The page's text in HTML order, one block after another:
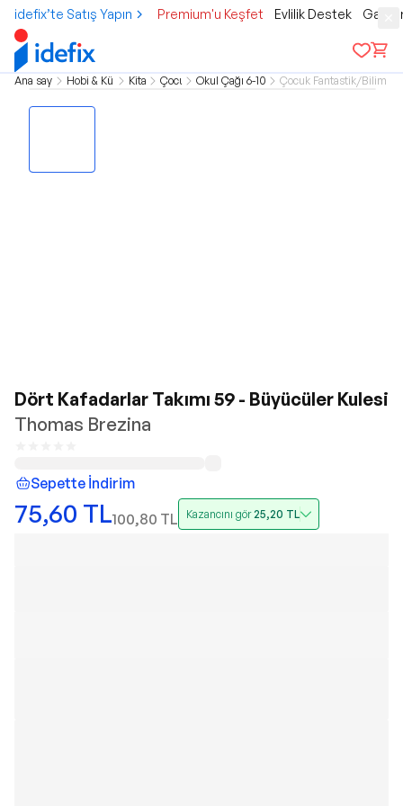
idefix’te Satış Yapın Premium'u Keşfet Evlilik Destek
Ana sayfa Hobi & Kültür Kitap Çocuk Okul Çağı 6-10 YaşÇocuk Fantastik/Bilim
Dört Kafadarlar Takımı 59 - Büyücüler Kulesi
Thomas Brezina
Sepette İndirim
75,60 TL100,80 TL Kazancını gör25,20 TL